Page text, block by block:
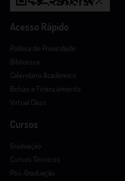
Acesso Rápido
Política de Privacidade
Biblioteca
Calendário Acadêmico
Bolsas e Financiamento
Virtual Class
Cursos
Graduação
Cursos Técnicos
Pós-Graduação